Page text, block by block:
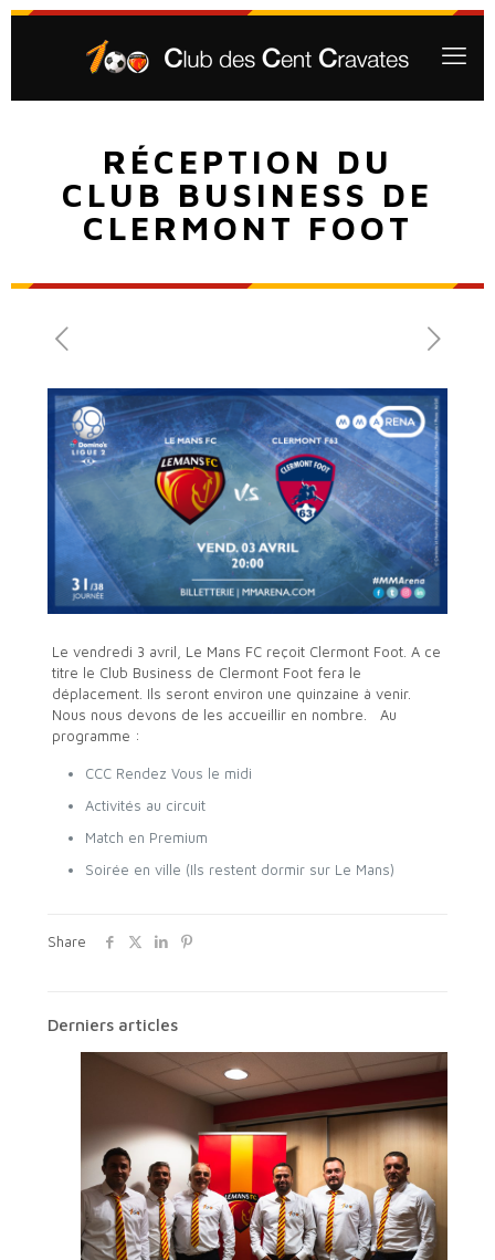
RÉCEPTION DU
CLUB BUSINESS DE
CLERMONT FOOT
Le vendredi 3 avril, Le Mans FC reçoit Clermont Foot. A ce
titre le Club Business de Clermont Foot fera le
déplacement. Ils seront environ une quinzaine à venir.
Nous nous devons de les accueillir en nombre. Au
programme :
CCC Rendez Vous le midi
Activités au circuit
Match en Premium
Soirée en ville (Ils restent dormir sur Le Mans)
Share
Derniers articles